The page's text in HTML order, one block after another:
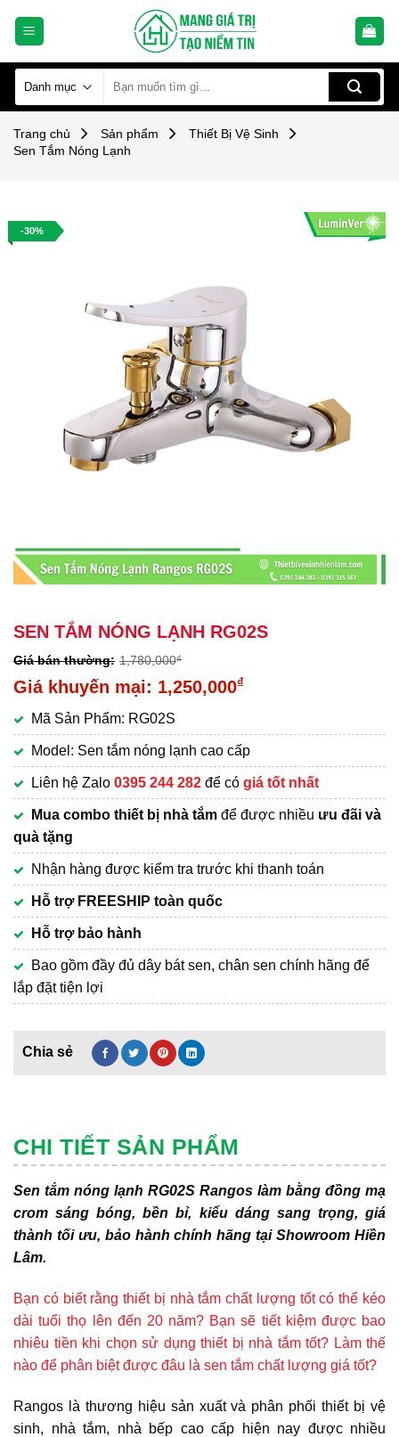
kiếm:
Trang chủ Sản phẩm
Thiết Bị Vệ Sinh
Sen Tắm Nóng Lạnh
-30%
SEN TẮM NÓNG LẠNH RG02S
1,780,000₫
Giá
là:
1,780,000₫.
1,250,000₫
hiện
tại
là:
1,250,000₫.
Mã Sản Phẩm: RG02S
Model: Sen tắm nóng lạnh cao cấp
Liên hệ Zalo 0395 244 282 để có giá tốt nhất
Mua combo thiết bị nhà tắm để được nhiều ưu đãi và
quà tặng
Nhận hàng được kiểm tra trước khi thanh toán
Hỗ trợ FREESHIP toàn quốc
Hỗ trợ bảo hành
Bao gồm đầy đủ dây bát sen, chân sen chính hãng để
lắp đặt tiện lợi
CHI TIẾT SẢN PHẨM
Sen tắm nóng lạnh RG02S Rangos làm bằng đồng mạ
crom sáng bóng, bền bỉ, kiểu dáng sang trọng, giá
thành tối ưu, bảo hành chính hãng tại Showroom Hiền
Lâm.
Bạn có biết rằng thiết bị nhà tắm chất lượng tốt có thể kéo
dài tuổi thọ lên đến 20 năm? Bạn sẽ tiết kiệm được bao
nhiêu tiền khi chọn sử dụng thiết bị nhà tắm tốt? Làm thế
nào để phân biệt được đâu là sen tắm chất lượng giá tốt?
Rangos là thương hiệu sản xuất và phân phối thiết bị vệ
sinh, nhà tắm, nhà bếp cao cấp hiện nay được nhiều